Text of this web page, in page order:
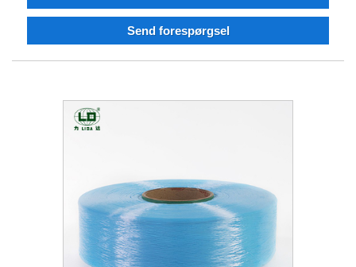
importere og eksportere. Vi tror på, at vi kan samarbejde
Send forespørgsel